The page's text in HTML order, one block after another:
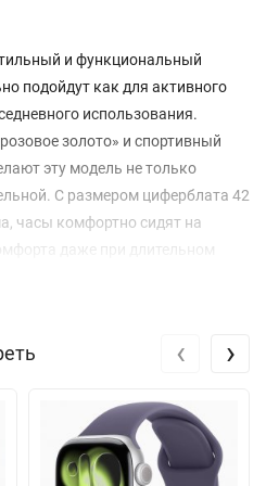
и функциональный
подойдут как для активного
использования.
золото» и спортивный
эту модель не только
С размером циферблата 42
часы комфортно сидят на
даже при длительном
OLED дисплей с разрешением
в любых условиях
воды на глубине до 50 метров
что делает их идеальными для
‹ ›